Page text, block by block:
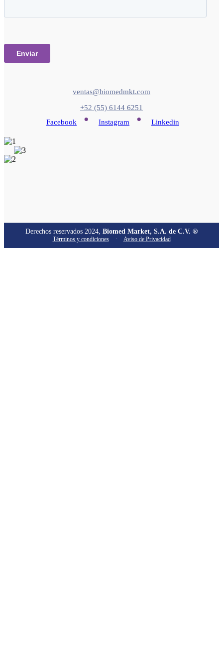
ventas@biomedmkt.com
+52 (55) 6144 6251
Facebook
• Instagram • Linkedin
Derechos reservados 2024, Biomed Market, S.A. de C.V. ®
Términos y condiciones · Aviso de Privacidad